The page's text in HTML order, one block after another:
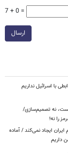
7 + 0 =
ارسال
با اسرائیل نداریم
نه تصمیم‌سازی/
را نه!
ایجاد نمی‌کند / آماده
داریم